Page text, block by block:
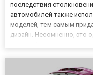
последствия
автомобилей также
моделей, тем самым
дизайн. Несомненно, это